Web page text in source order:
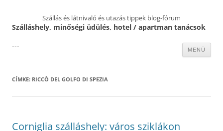
Szállás és látnivaló és utazás tippek blog-fórum
Szálláshely, minőségi üdülés, hotel / apartman tanácsok
MENÜ
---
CÍMKE: RICCÒ DEL GOLFO DI SPEZIA
Corniglia szálláshely: város sziklákon